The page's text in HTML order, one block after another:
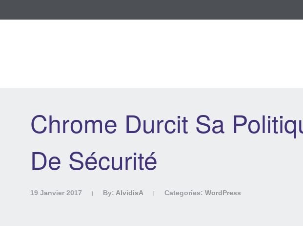
Chrome Durcit Sa
De Sécurité
19 Janvier 2017 By: AlvidisA Categories: WordPress